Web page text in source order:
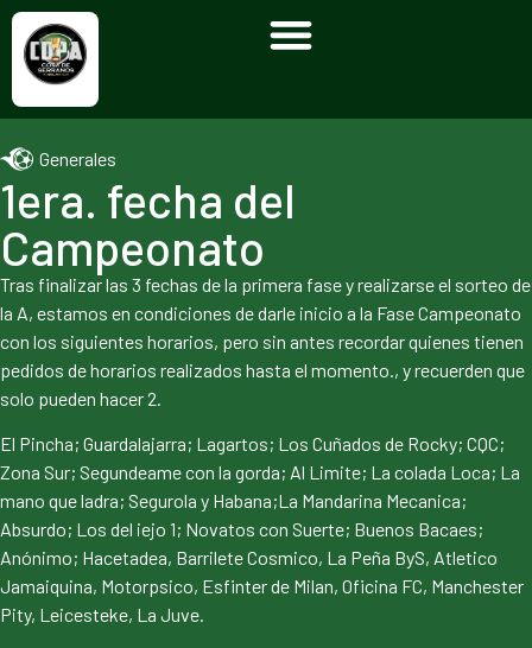
Generales
1era. fecha del
Campeonato
Tras finalizar las 3 fechas de la primera fase y realizarse el sorteo de
la A, estamos en condiciones de darle inicio a la Fase Campeonato
con los siguientes horarios, pero sin antes recordar quienes tienen
pedidos de horarios realizados hasta el momento., y recuerden que
solo pueden hacer 2.
El Pincha; Guardalajarra; Lagartos; Los Cuñados de Rocky; CQC;
Zona Sur; Segundeame con la gorda; Al Limite; La colada Loca; La
mano que ladra; Segurola y Habana;La Mandarina Mecanica;
Absurdo; Los del iejo 1; Novatos con Suerte; Buenos Bacaes;
Anónimo; Hacetadea, Barrilete Cosmico, La Peña ByS, Atletico
Jamaiquina, Motorpsico, Esfinter de Milan, Oficina FC, Manchester
Pity, Leicesteke, La Juve.